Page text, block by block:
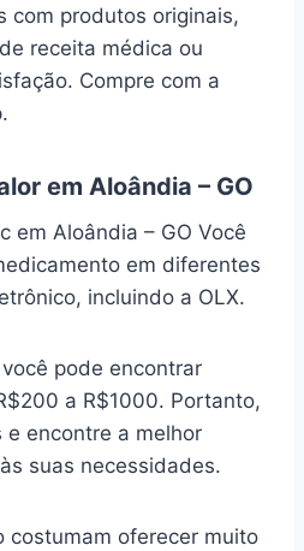
com produtos originais,
receita médica ou
Compre com a
em Aloândia – GO
em Aloândia – GO Você
em diferentes
incluindo a OLX.
pode encontrar
a R$1000. Portanto,
e encontre a melhor
suas necessidades.
costumam oferecer muito